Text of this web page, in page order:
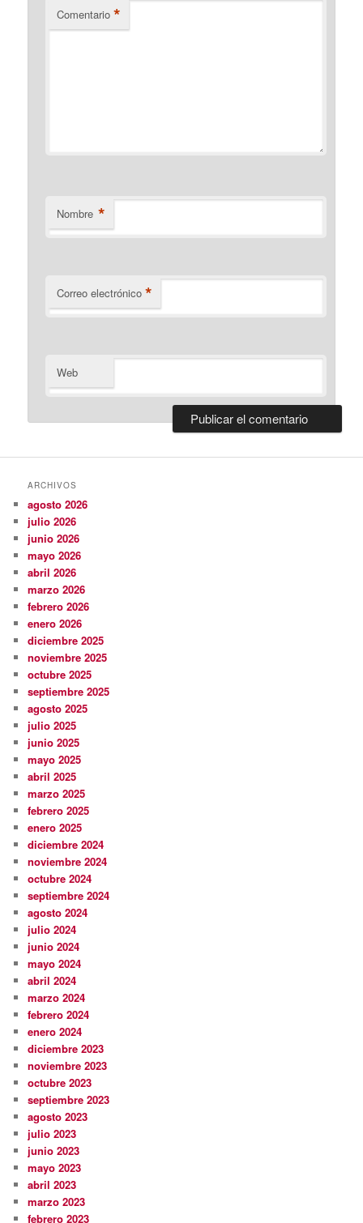
Comentario *
Nombre *
Correo electrónico *
Web
ARCHIVOS
agosto 2026
julio 2026
junio 2026
mayo 2026
abril 2026
marzo 2026
febrero 2026
enero 2026
diciembre 2025
noviembre 2025
octubre 2025
septiembre 2025
agosto 2025
julio 2025
junio 2025
mayo 2025
abril 2025
marzo 2025
febrero 2025
enero 2025
diciembre 2024
noviembre 2024
octubre 2024
septiembre 2024
agosto 2024
julio 2024
junio 2024
mayo 2024
abril 2024
marzo 2024
febrero 2024
enero 2024
diciembre 2023
noviembre 2023
octubre 2023
septiembre 2023
agosto 2023
julio 2023
junio 2023
mayo 2023
abril 2023
marzo 2023
febrero 2023